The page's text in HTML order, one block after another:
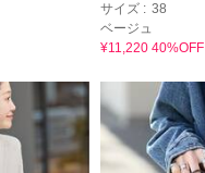
サイズ : 38
ベージュ
¥11,220 40%OFF